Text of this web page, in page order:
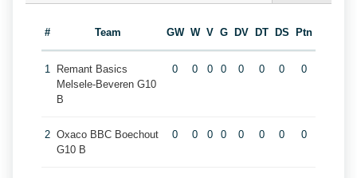
# Team GW W V G DV DT DS Ptn
1
Remant Basics
Melsele-Beveren G10
B
0 0 0 0 0 0 0 0
2 Oxaco BBC Boechout
G10 B
0 0 0 0 0 0 0 0